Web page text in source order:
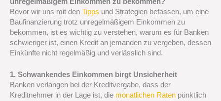
Bevor wir uns mit den Tipps und Strategien befassen, um eine
Baufinanzierung trotz unregelmäßigem Einkommen zu
bekommen, ist es wichtig zu verstehen, warum es für Banken
schwieriger ist, einen Kredit an jemanden zu vergeben, dessen
Einkünfte nicht regelmäßig und verlässlich sind.
1. Schwankendes Einkommen birgt Unsicherheit
Banken verlangen bei der Kreditvergabe, dass der
Kreditnehmer in der Lage ist, die monatlichen Raten pünktlich